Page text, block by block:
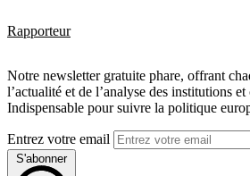
Rapporteur
Notre newsletter gratuite phare, offrant
l’actualité et de l’analyse des institutions
Indispensable pour suivre la politique
Entrez votre email
S'abonner